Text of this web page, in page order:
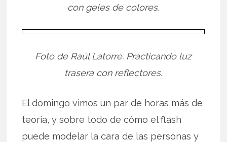
con geles de colores.
Foto de Raúl Latorre. Practicando luz
trasera con reflectores.
El domingo vimos un par de horas más de
teoría, y sobre todo de cómo el flash
puede modelar la cara de las personas y